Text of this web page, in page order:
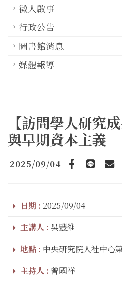
徵人啟事
行政公告
圖書館消息
媒體報導
【訪問學人研究
與早期資本主義
2025/09/04
Facebook
line
日期 : 2025/09/04
主講人 : 吳豐維
地點 : 中央研究院人社中心
主持人 : 曾國祥